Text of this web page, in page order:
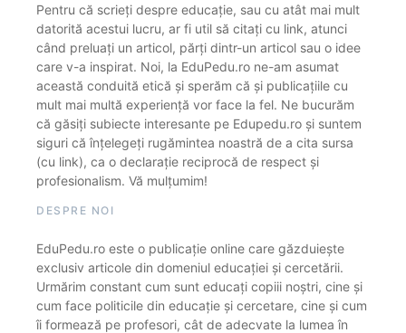
Pentru că scrieți despre educație, sau cu atât mai mult
datorită acestui lucru, ar fi util să citați cu link, atunci
când preluați un articol, părți dintr-un articol sau o idee
care v-a inspirat. Noi, la EduPedu.ro ne-am asumat
această conduită etică și sperăm că și publicațiile cu
mult mai multă experiență vor face la fel. Ne bucurăm
că găsiți subiecte interesante pe Edupedu.ro și suntem
siguri că înțelegeți rugămintea noastră de a cita sursa
(cu link), ca o declarație reciprocă de respect și
profesionalism. Vă mulțumim!
DESPRE NOI
EduPedu.ro este o publicație online care găzduiește
exclusiv articole din domeniul educației și cercetării.
Urmărim constant cum sunt educați copiii noștri, cine și
cum face politicile din educație și cercetare, cine și cum
îi formează pe profesori, cât de adecvate la lumea în